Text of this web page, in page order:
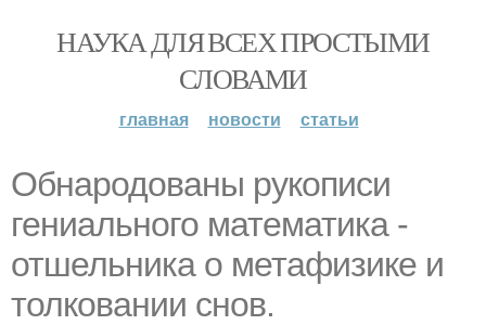
НАУКА ДЛЯ ВСЕХ ПРОСТЫМИ
СЛОВАМИ
главная новости статьи
Обнародованы рукописи
гениального математика -
отшельника о метафизике и
толковании снов.